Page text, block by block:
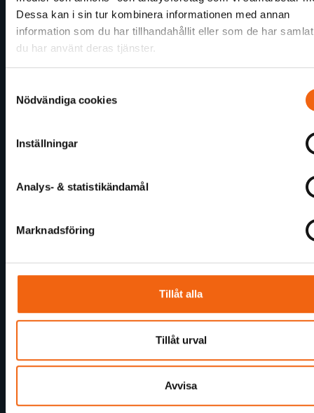
Dessa kan i sin tur kombinera informationen med annan
information som du har tillhandahållit eller som de har
du har använt deras tjänster.
Nödvändiga cookies
Inställningar
Analys- & statistikändamål
Marknadsföring
Tillåt alla
Tillåt urval
Avvisa
Allmänna Köp- och leveransvillkor
Kundtjänst
Reklamation
Guider och artiklar
Grossens Lilla Fönsterskola
Yale Durus - Det osynliga digitala låset
Dags att byta fönster på sommarstugan?
Montera fönster steg för steg
Videoguider för Svenska Fönsters produkter
Guide till Innerdörrar med Gammal Standard